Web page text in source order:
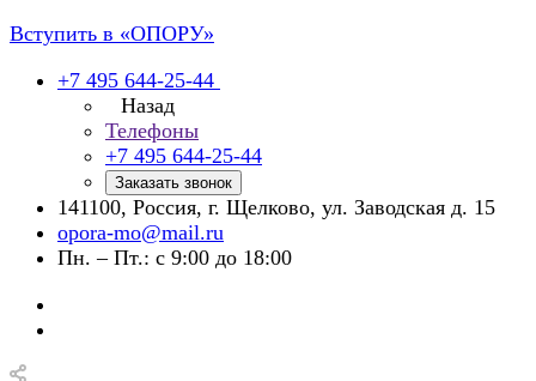
Вступить в «ОПОРУ»
+7 495 644-25-44
Назад
Телефоны
+7 495 644-25-44
Заказать звонок
141100, Россия, г. Щелково, ул. Заводская д. 15
opora-mo@mail.ru
Пн. – Пт.: с 9:00 до 18:00